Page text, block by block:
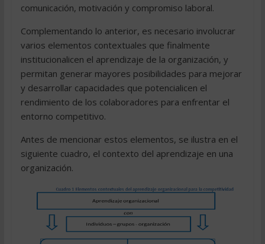
comunicación, motivación y compromiso laboral.
Complementando lo anterior, es necesario involucrar
varios elementos contextuales que finalmente
institucionalicen el aprendizaje de la organización, y
permitan generar mayores posibilidades para mejorar
y desarrollar capacidades que potencialicen el
rendimiento de los colaboradores para enfrentar el
entorno competitivo.
Antes de mencionar estos elementos, se ilustra en el
siguiente cuadro, el contexto del aprendizaje en una
organización.